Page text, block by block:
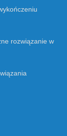
rozwiązanie w